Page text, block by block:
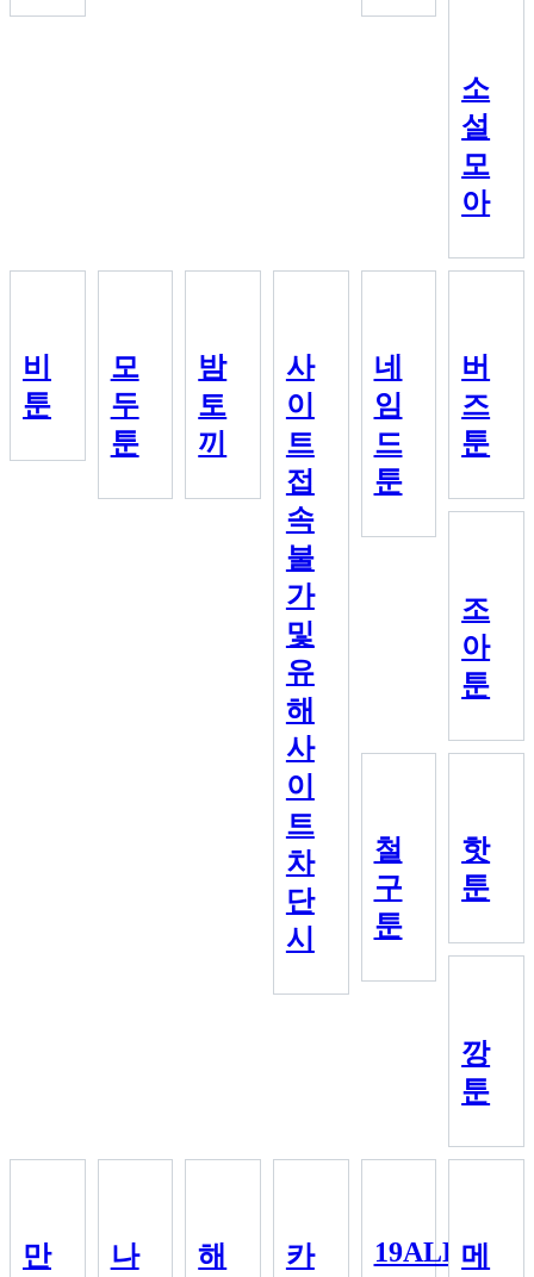
소
설
모
아
비
툰
모
두
툰
밤
토
끼
사
이
트
접
속
불
가
및
유
해
사
이
트
차
단
시
네
임
드
툰
버
즈
툰
조
아
툰
철
구
툰
핫
툰
깡
툰
만
나
해
카
19ALL 메